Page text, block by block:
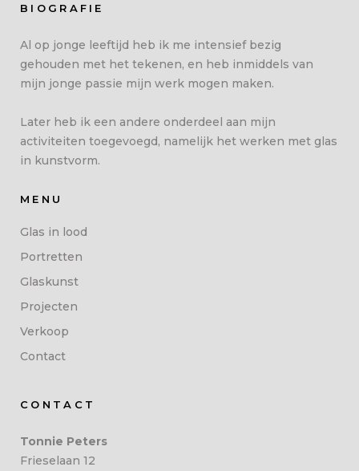
BIOGRAFIE
Al op jonge leeftijd heb ik me intensief bezig
gehouden met het tekenen, en heb inmiddels van
mijn jonge passie mijn werk mogen maken.
Later heb ik een andere onderdeel aan mijn
activiteiten toegevoegd, namelijk het werken met glas
in kunstvorm.
MENU
Glas in lood
Portretten
Glaskunst
Projecten
Verkoop
Contact
CONTACT
Tonnie Peters
Frieselaan 12